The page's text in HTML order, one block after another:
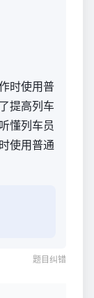
时使用普
提高列车
懂列车员
使用普通
题目纠错